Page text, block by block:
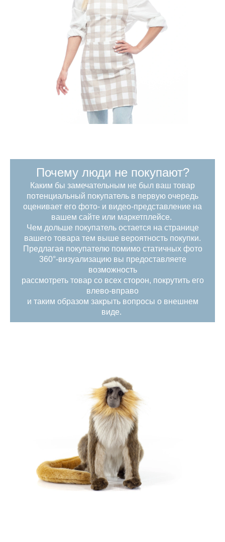
Почему люди не покупают?
Каким бы замечательным не был ваш товар
потенциальный покупатель в первую очередь
оценивает его фото- и видео-представление на
вашем сайте или маркетплейсе.
Чем дольше покупатель остается на странице
вашего товара тем выше вероятность покупки.
Предлагая покупателю помимо статичных фото
360°-визуализацию вы предоставляете
возможность
рассмотреть товар со всех сторон, покрутить его
влево-вправо
и таким образом закрыть вопросы о внешнем
виде.